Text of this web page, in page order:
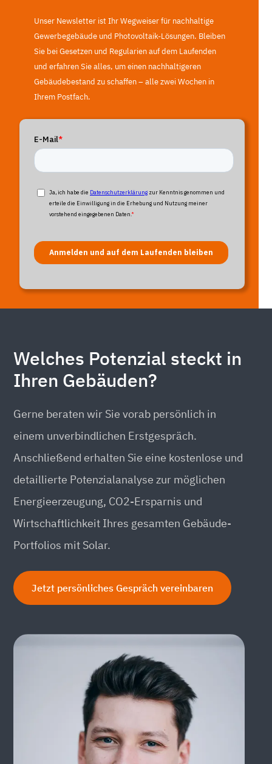
Unser Newsletter ist Ihr Wegweiser für nachhaltige
Gewerbegebäude und Photovoltaik-Lösungen. Bleiben
Sie bei Gesetzen und Regularien auf dem Laufenden
und erfahren Sie alles, um einen nachhaltigeren
Gebäudebestand zu schaffen – alle zwei Wochen in
Ihrem Postfach.
Welches Potenzial steckt in
Ihren Gebäuden?
Gerne beraten wir Sie vorab persönlich in
einem unverbindlichen Erstgespräch.
Anschließend erhalten Sie eine kostenlose und
detaillierte Potenzialanalyse zur möglichen
Energieerzeugung, CO2-Ersparnis und
Wirtschaftlichkeit Ihres gesamten Gebäude-
Portfolios mit Solar.
Jetzt persönliches Gespräch vereinbaren